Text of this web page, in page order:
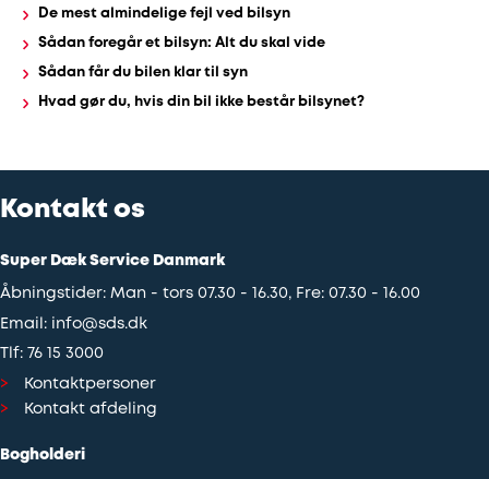
Udstødning
SDS
Finansiering
Se
alle
services
her
De mest almindelige fejl ved bilsyn
Sådan foregår et bilsyn: Alt du skal vide
Sådan får du bilen klar til syn
Hvad gør du, hvis din bil ikke består bilsynet?
Kontakt os
Super Dæk Service Danmark
Åbningstider: Man - tors 07.30 - 16.30, Fre: 07.30 - 16.00
Email: info@sds.dk
Tlf: 76 15 3000
Kontaktpersoner
Kontakt afdeling
Bogholderi